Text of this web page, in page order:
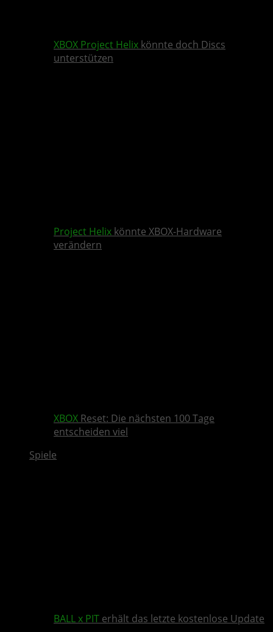
XBOX Project Helix könnte doch Discs
unterstützen
Project Helix könnte XBOX-Hardware
verändern
XBOX Reset: Die nächsten 100 Tage
entscheiden viel
Spiele
BALL x PIT erhält das letzte kostenlose Update